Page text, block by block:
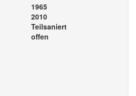
1965
2010
Teilsaniert
offen